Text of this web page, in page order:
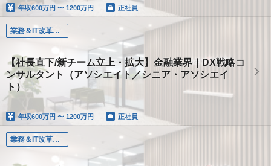
年収600万円 〜 1200万円 正社員
業務＆IT改革コンサルタント
【社長直下/新チーム立上・拡大】金融業界｜DX戦略コ
ンサルタント（アソシエイト／シニア・アソシエイ
ト）
年収600万円 〜 1200万円 正社員
業務＆IT改革コンサルタント